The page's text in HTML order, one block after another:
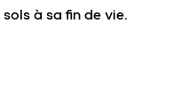
à sa fin de vie.